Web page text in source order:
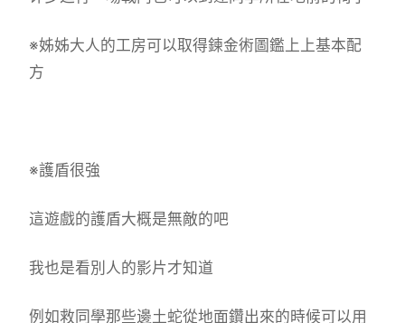
※姊姊大人的工房可以取得鍊金術圖鑑上上基本配
方
※護盾很強
這遊戲的護盾大概是無敵的吧
我也是看別人的影片才知道
例如救同學那些邊土蛇從地面鑽出來的時候可以用